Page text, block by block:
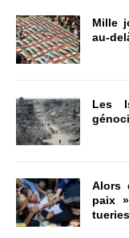
Mille
au-
Les
Alors
paix
tueries